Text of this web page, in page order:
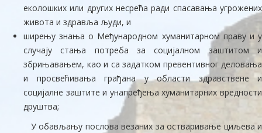
еколошких или других несрећа ради спасавања угрожених
живота и здравља људи, и
ширењу знања о Међународном хуманитарном праву и у
случају стања потреба за социјалном заштитом и
збрињавањем, као и са задатком превентивног деловања
и просвећивања грађана у области здравствене и
социјалне заштите и унапређења хуманитарних вредности
друштва;
У обављању послова везаних за остваривање циљева и